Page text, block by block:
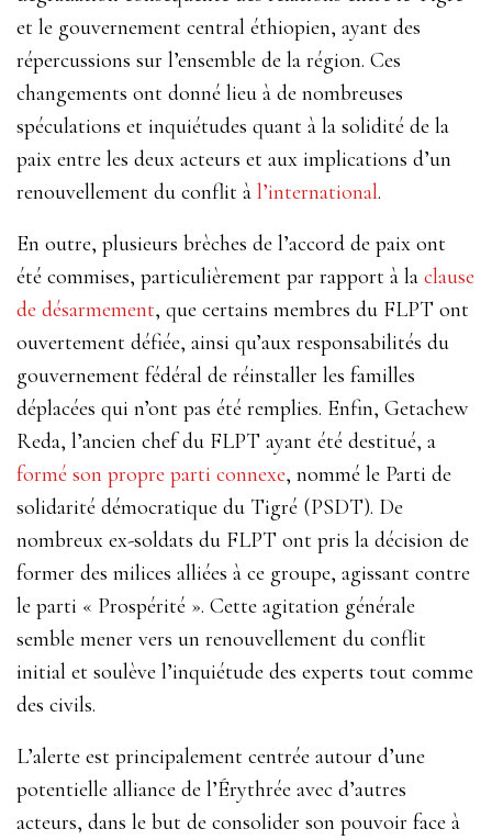
et le gouvernement central éthiopien, ayant des
répercussions sur l’ensemble de la région. Ces
changements ont donné lieu à de nombreuses
spéculations et inquiétudes quant à la solidité de la
paix entre les deux acteurs et aux implications d’un
renouvellement du conflit à l’international.
En outre, plusieurs brèches de l’accord de paix ont
été commises, particulièrement par rapport à la clause
de désarmement, que certains membres du FLPT ont
ouvertement défiée, ainsi qu’aux responsabilités du
gouvernement fédéral de réinstaller les familles
déplacées qui n’ont pas été remplies. Enfin, Getachew
Reda, l’ancien chef du FLPT ayant été destitué, a
formé son propre parti connexe, nommé le Parti de
solidarité démocratique du Tigré (PSDT). De
nombreux ex-soldats du FLPT ont pris la décision de
former des milices alliées à ce groupe, agissant contre
le parti « Prospérité ». Cette agitation générale
semble mener vers un renouvellement du conflit
initial et soulève l’inquiétude des experts tout comme
des civils.
L’alerte est principalement centrée autour d’une
potentielle alliance de l’Érythrée avec d’autres
acteurs, dans le but de consolider son pouvoir face à